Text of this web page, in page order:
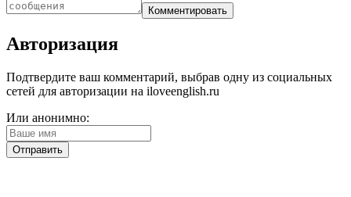
Авторизация
Подтвердите ваш комментарий, выбрав одну из социальных
сетей для авторизации на iloveenglish.ru
Или анонимно: